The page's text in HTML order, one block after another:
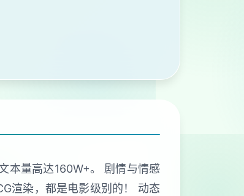
本量高达160W+。 剧情与情感
渲染，都是电影级别的！ 动态